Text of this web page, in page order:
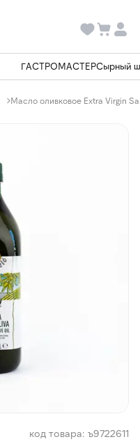
ГАСТРОМАСТЕРСырный
Масло оливковое Extra Virgin
код товара: ъ9722611